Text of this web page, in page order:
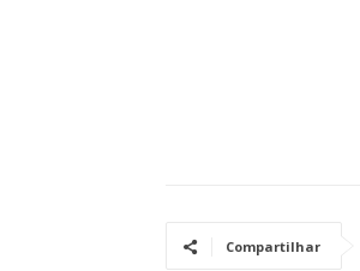
Compartilhar